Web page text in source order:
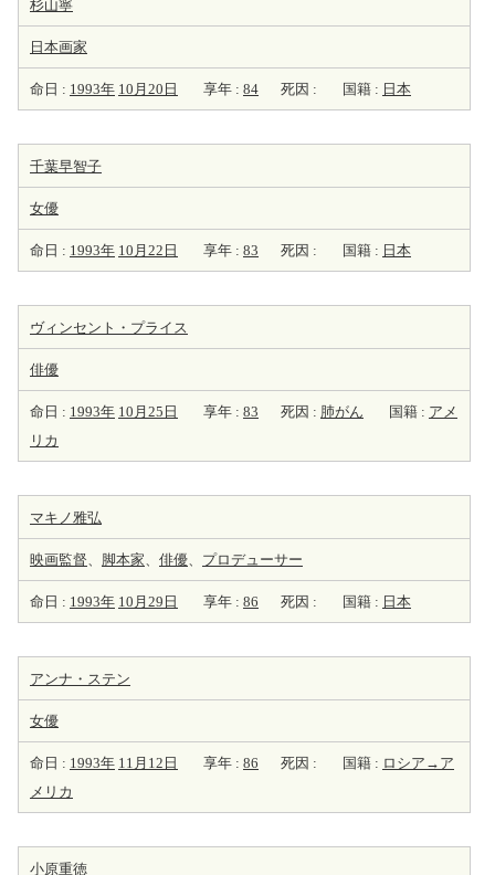
杉山寧
日本画家
命日 : 1993年 10月20日 享年 : 84 死因 : 国籍 : 日本
千葉早智子
女優
命日 : 1993年 10月22日 享年 : 83 死因 : 国籍 : 日本
ヴィンセント・プライス
俳優
命日 : 1993年 10月25日 享年 : 83 死因 : 肺がん 国籍 : アメ
リカ
マキノ雅弘
映画監督、 脚本家、 俳優、 プロデューサー
命日 : 1993年 10月29日 享年 : 86 死因 : 国籍 : 日本
アンナ・ステン
女優
命日 : 1993年 11月12日 享年 : 86 死因 : 国籍 : ロシア→ア
メリカ
小原重徳